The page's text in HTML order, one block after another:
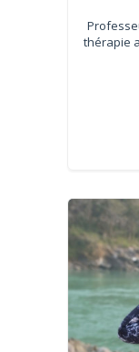
thérapie